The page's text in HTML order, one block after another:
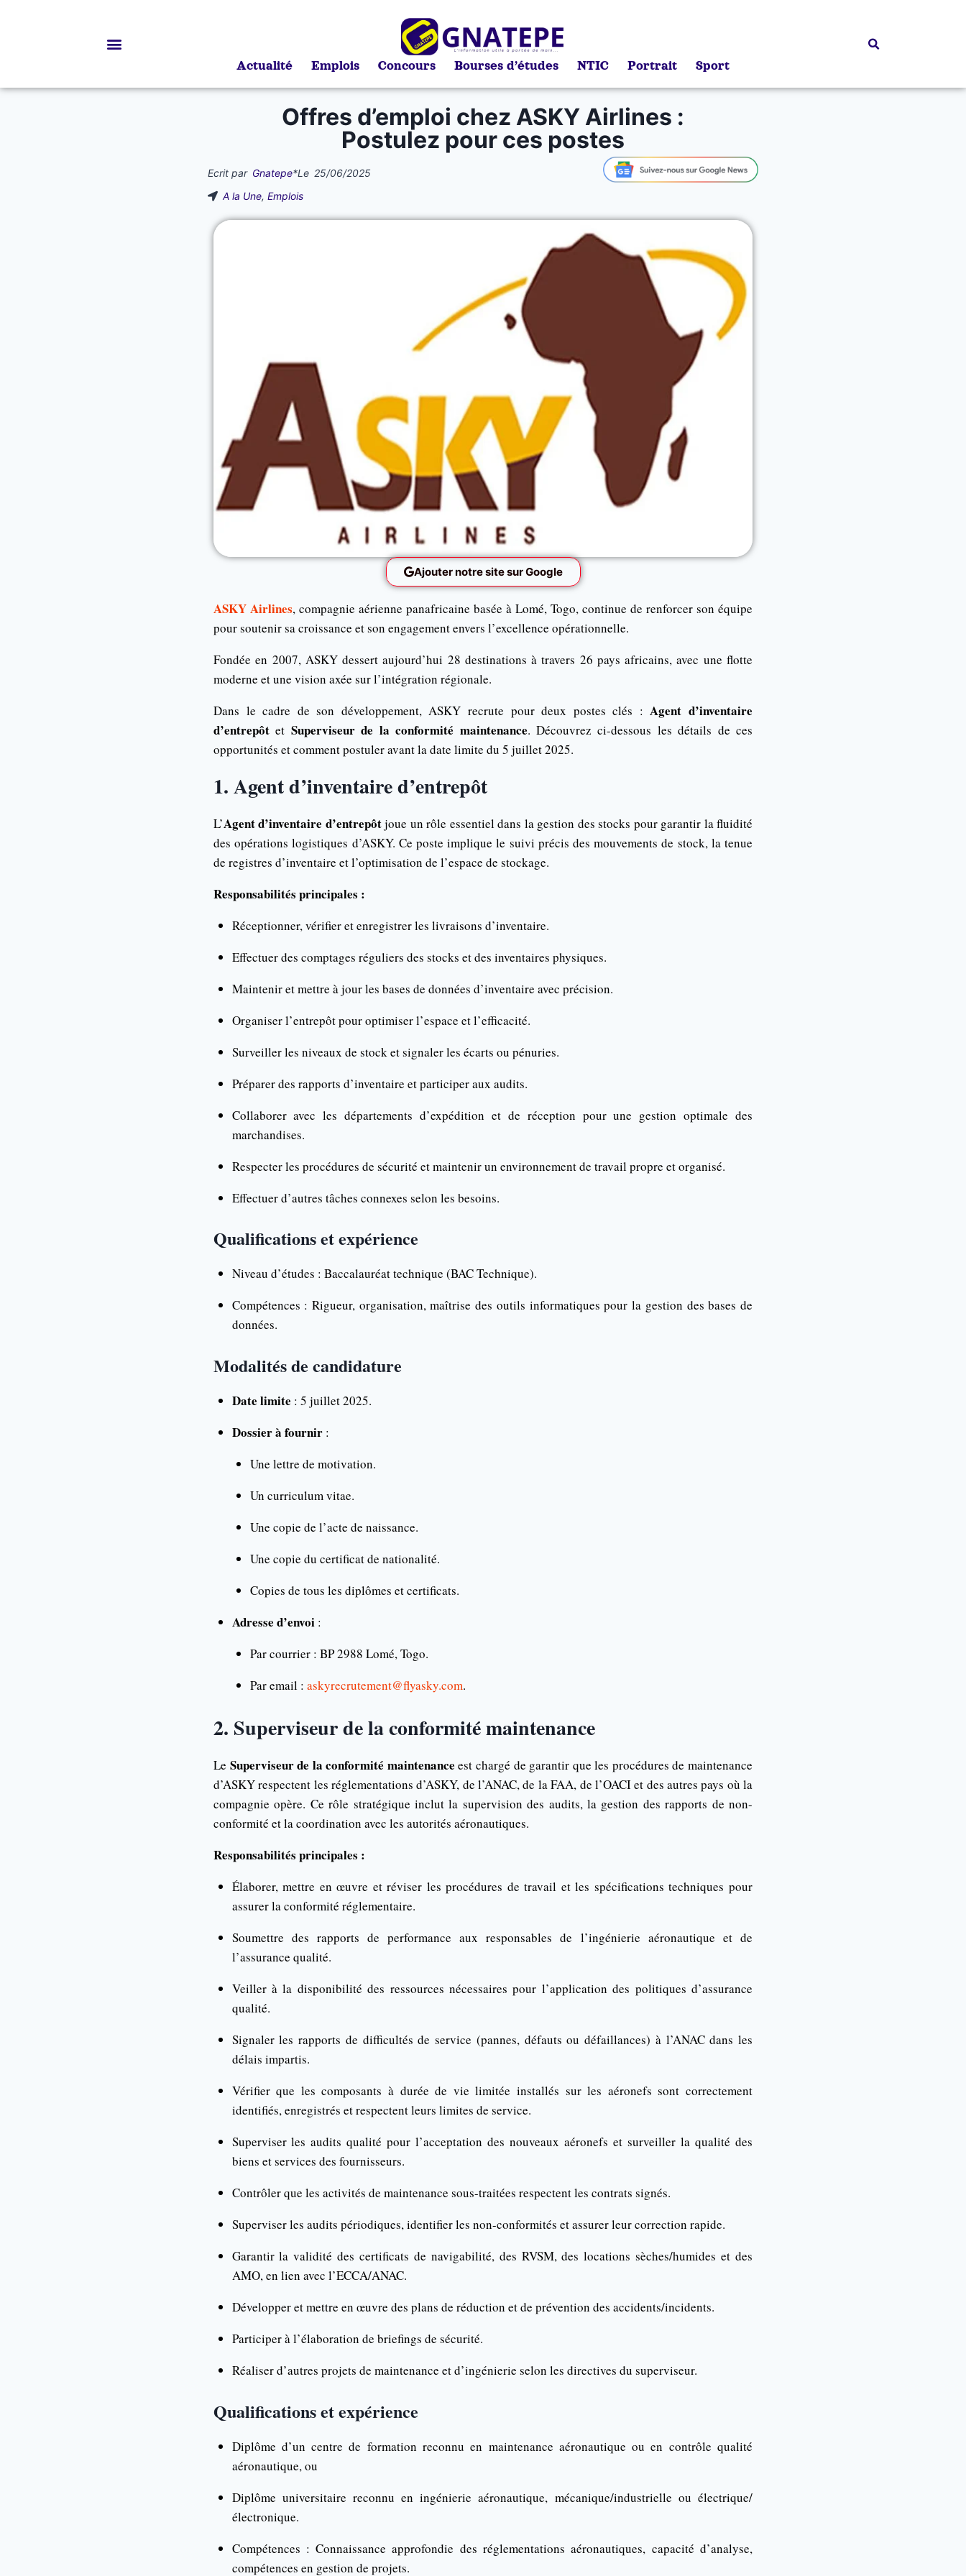
Actualité Emplois Concours Bourses d’études NTIC Portrait Sport
Offres d’emploi chez ASKY Airlines :
Postulez pour ces postes
Ecrit par Gnatepe*Le 25/06/2025
A la Une, Emplois
Ajouter notre site sur Google
ASKY Airlines, compagnie aérienne panafricaine basée à Lomé, Togo, continue de renforcer son équipe
pour soutenir sa croissance et son engagement envers l’excellence opérationnelle.
Fondée en 2007, ASKY dessert aujourd’hui 28 destinations à travers 26 pays africains, avec une flotte
moderne et une vision axée sur l’intégration régionale.
Dans le cadre de son développement, ASKY recrute pour deux postes clés :Agent d’inventaire
d’entrepôt et Superviseur de la conformité maintenance. Découvrez ci-dessous les détails de ces
opportunités et comment postuler avant la date limite du 5 juillet 2025.
1. Agent d’inventaire d’entrepôt
L’Agent d’inventaire d’entrepôtjoue un rôle essentiel dans la gestion des stocks pour garantir la fluidité
des opérations logistiques d’ASKY. Ce poste implique le suivi précis des mouvements de stock, la tenue
de registres d’inventaire et l’optimisation de l’espace de stockage.
Responsabilités principales :
Réceptionner, vérifier et enregistrer les livraisons d’inventaire.
Effectuer des comptages réguliers des stocks et des inventaires physiques.
Maintenir et mettre à jour les bases de données d’inventaire avec précision.
Organiser l’entrepôt pour optimiser l’espace et l’efficacité.
Surveiller les niveaux de stock et signaler les écarts ou pénuries.
Préparer des rapports d’inventaire et participer aux audits.
Collaborer avec les départements d’expédition et de réception pour une gestion optimale des
marchandises.
Respecter les procédures de sécurité et maintenir un environnement de travail propre et organisé.
Effectuer d’autres tâches connexes selon les besoins.
Qualifications et expérience
Niveau d’études : Baccalauréat technique (BAC Technique).
Compétences : Rigueur, organisation, maîtrise des outils informatiques pour la gestion des bases de
données.
Modalités de candidature
Date limite : 5 juillet 2025.
Dossier à fournir:
Une lettre de motivation.
Un curriculum vitae.
Une copie de l’acte de naissance.
Une copie du certificat de nationalité.
Copies de tous les diplômes et certificats.
Adresse d’envoi:
Par courrier : BP 2988 Lomé, Togo.
Par email : askyrecrutement@flyasky.com.
2. Superviseur de la conformité maintenance
Le Superviseur de la conformité maintenance est chargé de garantir que les procédures de maintenance
d’ASKY respectent les réglementations d’ASKY, de l’ANAC, de la FAA, de l’OACI et des autres pays où la
compagnie opère. Ce rôle stratégique inclut la supervision des audits, la gestion des rapports de non-
conformité et la coordination avec les autorités aéronautiques.
Responsabilités principales :
Élaborer, mettre en œuvre et réviser les procédures de travail et les spécifications techniques pour
assurer la conformité réglementaire.
Soumettre des rapports de performance aux responsables de l’ingénierie aéronautique et de
l’assurance qualité.
Veiller à la disponibilité des ressources nécessaires pour l’application des politiques d’assurance
qualité.
Signaler les rapports de difficultés de service (pannes, défauts ou défaillances) à l’ANAC dans les
délais impartis.
Vérifier que les composants à durée de vie limitée installés sur les aéronefs sont correctement
identifiés, enregistrés et respectent leurs limites de service.
Superviser les audits qualité pour l’acceptation des nouveaux aéronefs et surveiller la qualité des
biens et services des fournisseurs.
Contrôler que les activités de maintenance sous-traitées respectent les contrats signés.
Superviser les audits périodiques, identifier les non-conformités et assurer leur correction rapide.
Garantir la validité des certificats de navigabilité, des RVSM, des locations sèches/humides et des
AMO, en lien avec l’ECCA/ANAC.
Développer et mettre en œuvre des plans de réduction et de prévention des accidents/incidents.
Participer à l’élaboration de briefings de sécurité.
Réaliser d’autres projets de maintenance et d’ingénierie selon les directives du superviseur.
Qualifications et expérience
Diplôme d’un centre de formation reconnu en maintenance aéronautique ou en contrôle qualité
aéronautique, ou
Diplôme universitaire reconnu en ingénierie aéronautique, mécanique/industrielle ou électrique/
électronique.
Compétences : Connaissance approfondie des réglementations aéronautiques, capacité d’analyse,
compétences en gestion de projets.